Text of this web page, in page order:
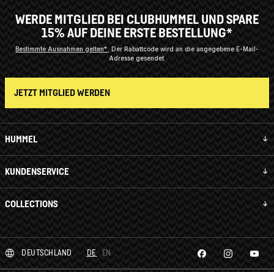
HUMMEL
KUNDENSERVICE
COLLECTIONS
WERDE MITGLIED BEI CLUBHUMMEL UND SPARE
15% AUF DEINE ERSTE BESTELLUNG*
Bestimmte Ausnahmen gelten*
Der Rabattcode wird an die angegebene E-Mail-
Adresse gesendet.
JETZT MITGLIED WERDEN
DEUTSCHLAND DE EN